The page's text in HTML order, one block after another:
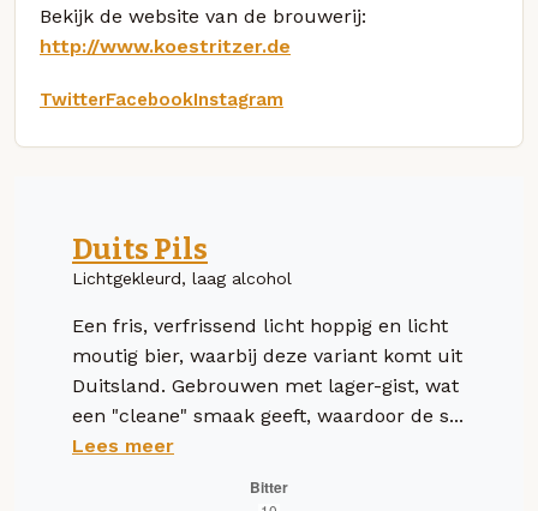
Bekijk de website van de brouwerij:
http://www.koestritzer.de
TwitterFacebookInstagram
Duits Pils
Lichtgekleurd, laag alcohol
Een fris, verfrissend licht hoppig en licht
moutig bier, waarbij deze variant komt uit
Duitsland. Gebrouwen met lager-gist, wat
een "cleane" smaak geeft, waardoor de s...
Lees meer